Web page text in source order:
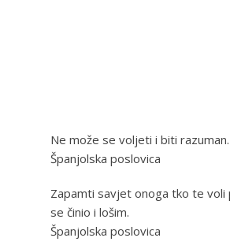
Ne može se voljeti i biti razuman.
Španjolska poslovica
Zapamti savjet onoga tko te voli
se činio i lošim.
Španjolska poslovica